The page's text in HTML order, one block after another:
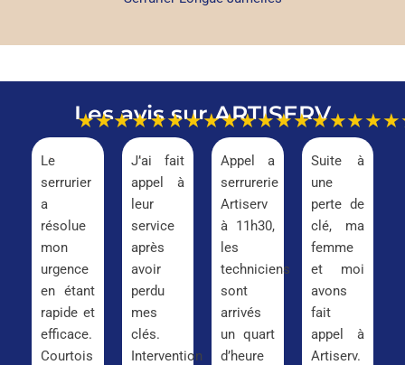
Les avis sur ARTISERV
★★★★★
Le
serrurier
a
résolue
mon
urgence
en étant
rapide et
efficace.
Courtois
★★★★★
J’ai fait
appel à
leur
service
après
avoir
perdu
mes
clés.
Intervention
★★★★★
Appel a
serrurerie
Artiserv
à 11h30,
les
techniciens
sont
arrivés
un quart
d’heure
Suite à
une
perte de
clé, ma
femme
et moi
avons
fait
appel à
Artiserv.